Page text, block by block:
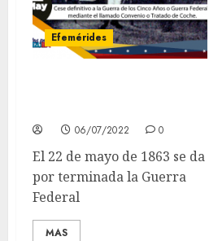
Efemérides
06/07/2022 0
El 22 de mayo de 1863 se da
por terminada la Guerra
Federal
MAS